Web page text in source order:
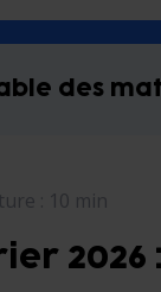
: 10 min
2026 :
des